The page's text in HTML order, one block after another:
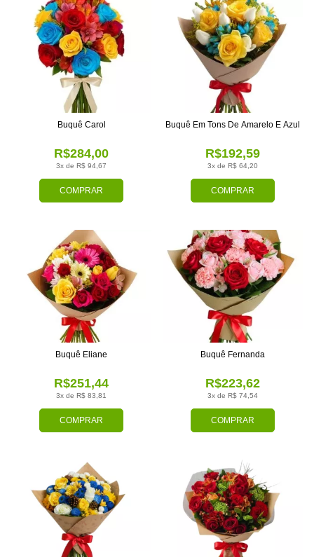
COMPRAR
3x de R$ 94,67
R$284,00
Buquê Carol
COMPRAR
3x de R$ 64,20
R$192,59
Buquê Em Tons De Amarelo E Azul
COMPRAR
3x de R$ 83,81
R$251,44
Buquê Eliane
COMPRAR
3x de R$ 74,54
R$223,62
Buquê Fernanda